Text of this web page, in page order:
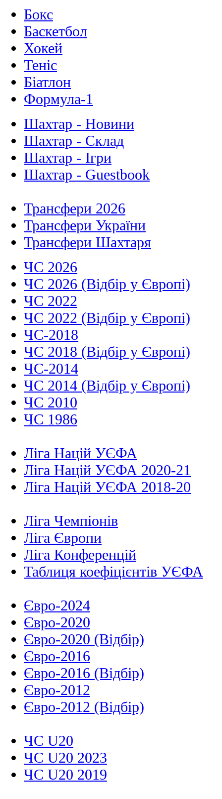
Бокс
Баскетбол
Хокей
Теніс
Біатлон
Формула-1
Шахтар - Новини
Шахтар - Склад
Шахтар - Ігри
Шахтар - Guestbook
Трансфери 2026
Трансфери України
Трансфери Шахтаря
ЧС 2026
ЧС 2026 (Відбір у Європі)
ЧС 2022
ЧС 2022 (Відбір у Європі)
ЧС-2018
ЧС 2018 (Відбір у Європі)
ЧС-2014
ЧС 2014 (Відбір у Європі)
ЧС 2010
ЧС 1986
Ліга Націй УЄФА
Ліга Націй УЄФА 2020-21
Ліга Націй УЄФА 2018-20
Ліга Чемпіонів
Ліга Європи
Ліга Конференцій
Таблиця коефіцієнтів УЄФА
Євро-2024
Євро-2020
Євро-2020 (Відбір)
Євро-2016
Євро-2016 (Відбір)
Євро-2012
Євро-2012 (Відбір)
ЧС U20
ЧС U20 2023
ЧС U20 2019